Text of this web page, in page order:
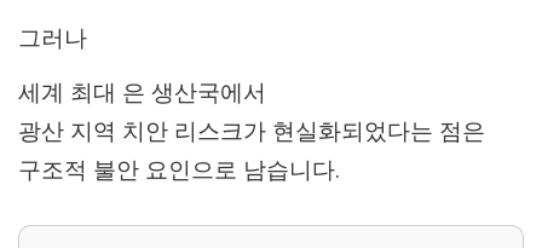
그러나
세계 최대 은 생산국에서
광산 지역 치안 리스크가 현실화되었다는 점은
구조적 불안 요인으로 남습니다.